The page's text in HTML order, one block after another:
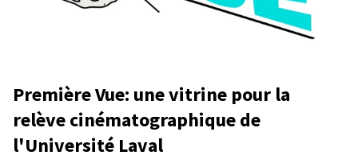
Première Vue: une vitrine pour la
relève cinématographique de
l'Université Laval